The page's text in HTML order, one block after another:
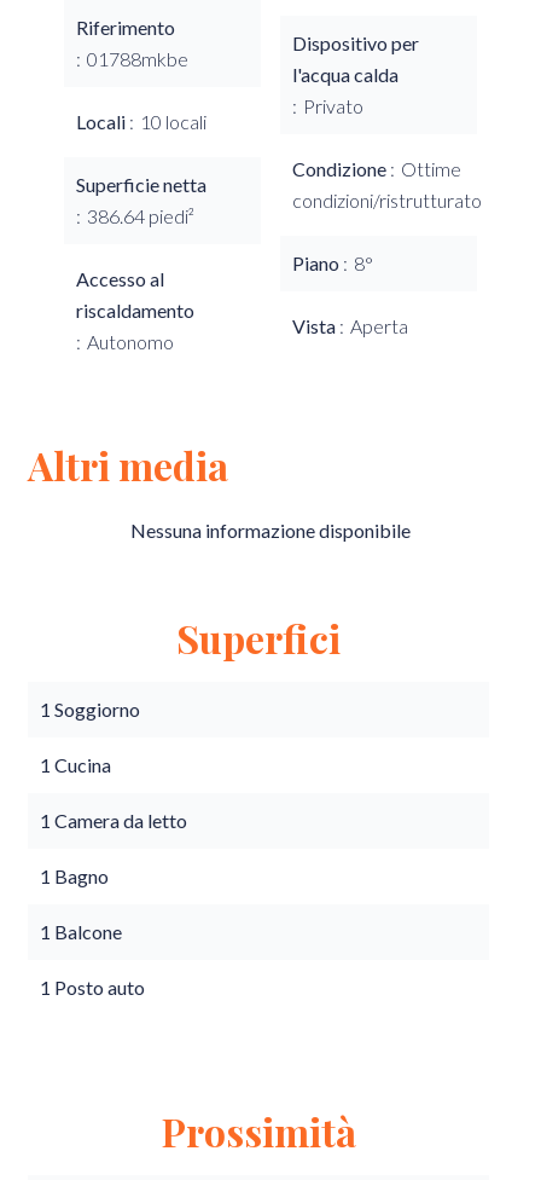
Riferimento
01788mkbe
Locali 10 locali
Superficie netta
386.64 piedi²
Accesso al
riscaldamento
Autonomo
Dispositivo per
l'acqua calda
Privato
Condizione
Ottime
condizioni/ristrutturato
Piano 8°
Vista Aperta
Altri media
Nessuna informazione disponibile
Superfici
1 Soggiorno
1 Cucina
1 Camera da letto
1 Bagno
1 Balcone
1 Posto auto
Prossimità